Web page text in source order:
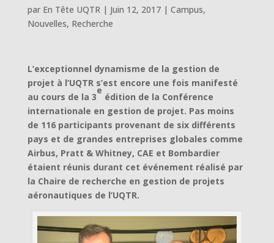
par En Tête UQTR| Juin 12, 2017| Campus,
Nouvelles, Recherche
L’exceptionnel dynamisme de la gestion de
projet à l’UQTR s’est encore une fois manifesté
au cours de la 3
e
édition de la Conférence
internationale en gestion de projet. Pas moins
de 116 participants provenant de six différents
pays et de grandes entreprises globales comme
Airbus, Pratt & Whitney, CAE et Bombardier
étaient réunis durant cet événement réalisé par
la Chaire de recherche en gestion de projets
aéronautiques de l’UQTR.